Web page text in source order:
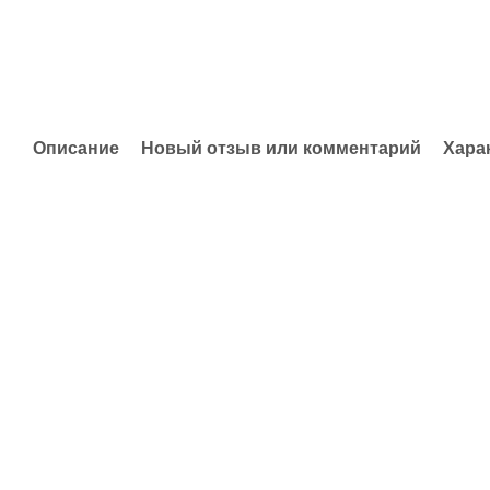
Описание Новый отзыв или комментарий